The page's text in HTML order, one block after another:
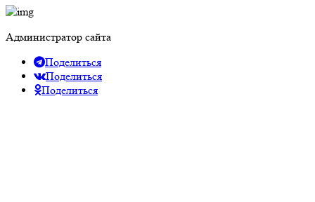
Администратор сайта
Поделиться
Поделиться
Поделиться